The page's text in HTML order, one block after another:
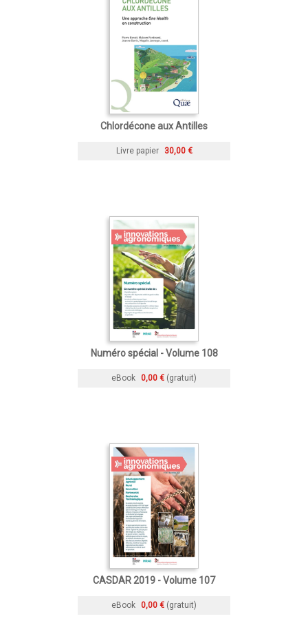
Chlordécone aux Antilles
Livre papier 30,00 €
Numéro spécial - Volume 108
eBook 0,00 € (gratuit)
CASDAR 2019 - Volume 107
eBook 0,00 € (gratuit)